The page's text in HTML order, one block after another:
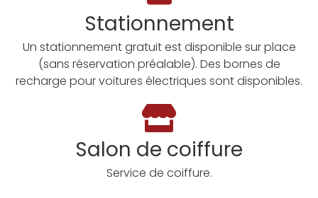
Stationnement
Un stationnement gratuit est disponible sur place
(sans réservation préalable). Des bornes de
recharge pour voitures électriques sont disponibles.
Salon de coiffure
Service de coiffure.